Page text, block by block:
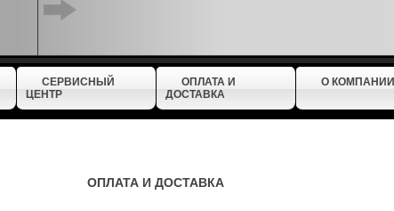
СЕРВИСНЫЙ
ЦЕНТР
ОПЛАТА И
ДОСТАВКА
О КОМПАНИИ
ОПЛАТА И ДОСТАВКА